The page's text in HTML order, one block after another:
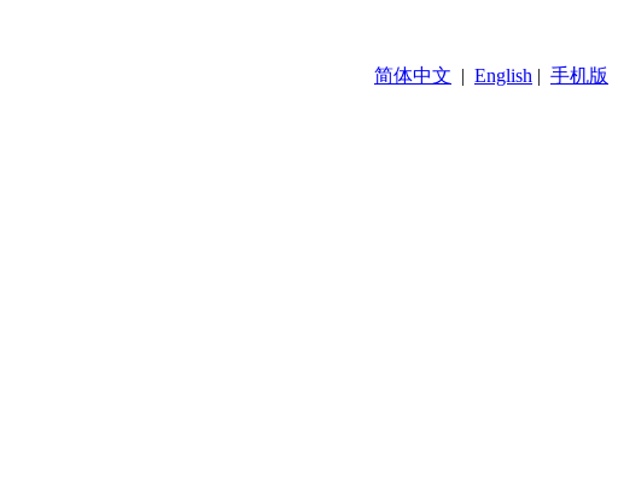
简体中文 | English | 手机版